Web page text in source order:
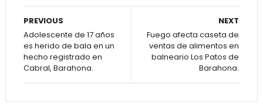
NEXT
Fuego afecta caseta de
ventas de alimentos en
balneario Los Patos de
Barahona.
PREVIOUS
Adolescente de 17 años
es herido de bala en un
hecho registrado en
Cabral, Barahona.